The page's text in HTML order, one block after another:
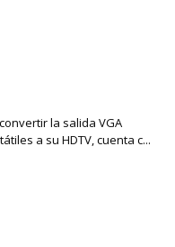
la salida VGA
a su HDTV, cuenta c...